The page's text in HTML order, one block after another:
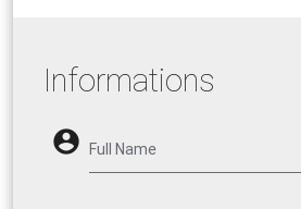
Informations
account_circle Full Name